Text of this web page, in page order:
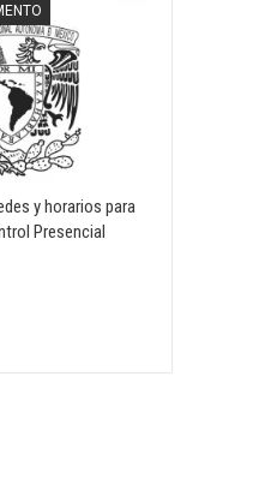
y horarios para
Presencial